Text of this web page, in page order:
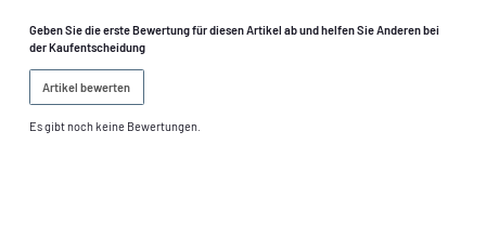
Geben Sie die erste Bewertung für diesen Artikel ab und helfen Sie Anderen bei
der Kaufentscheidung
Artikel bewerten
Es gibt noch keine Bewertungen.